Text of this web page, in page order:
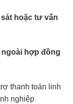
hoặc tư vấn
hợp đồng
thanh toán linh
nghiệp